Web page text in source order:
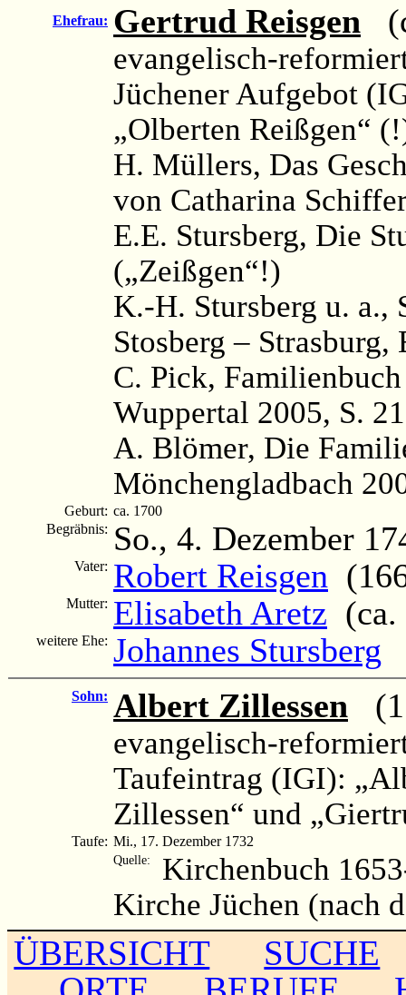
Ehefrau: Gertrud Reisgen
evangelisch-
Jüchener Aufgebot
„Olberten Reißgen“
H. Müllers, Das
von Catharina
E.E. Stursberg, Die
(„Zeißgen“!)
K.-H. Stursberg u. a.,
Stosberg – Strasburg,
C. Pick,
Wuppertal 2005, S.
A. Blömer, Die
Mönchengladbach
Geburt: ca. 1700
Begräbnis: So., 4. Dezember
Vater: Robert Reisgen
Mutter: Elisabeth Aretz (ca.
weitere Ehe: Johannes Stursberg
Sohn: Albert Zillessen
evangelisch-
Taufeintrag (IGI):
Zillessen“ und
Taufe: Mi., 17. Dezember 1732
Quelle:
Kirchenbuch
Kirche Jüchen (nach
ÜBERSICHT
SUCHE